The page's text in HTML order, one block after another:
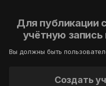
Для публикации
учётную запись
Вы должны быть
Создать